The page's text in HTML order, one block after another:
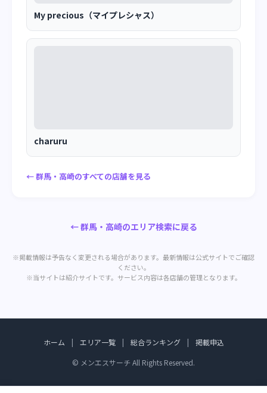
My precious（マイプレシャス）
charuru
← 群馬・高崎のすべての店舗を見る
← 群馬・高崎のエリア検索に戻る
※掲載情報は予告なく変更される場合があります。最新情報は公式サイトでご確認
ください。
※当サイトは紹介サイトです。サービス内容は各店舗の管理となります。
ホーム | エリア一覧 | 総合ランキング |
掲載申込
© メンエスサーチ All Rights Reserved.